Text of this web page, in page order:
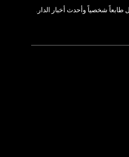
شخصياً وأحدث أخبار الدار.